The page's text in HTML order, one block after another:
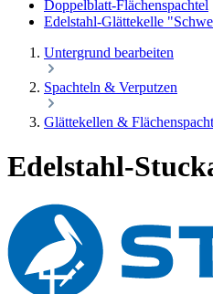
Doppelblatt-Flächenspachtel
Edelstahl-Glättekelle
Untergrund bearbeiten
Spachteln & Verputzen
Glättekellen &
Edelstahl-